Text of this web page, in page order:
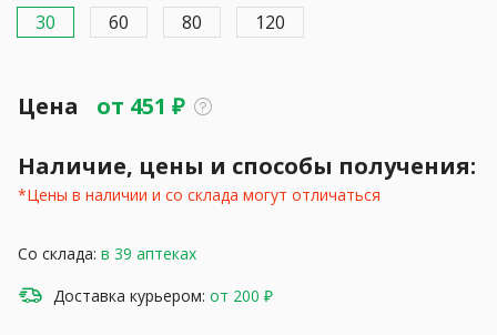
30 60 80 120
Цена от 451 ₽
Наличие, цены и способы получения:
*Цены в наличии и со склада могут отличаться
Со склада: в 39 аптеках
Доставка курьером: от 200 ₽